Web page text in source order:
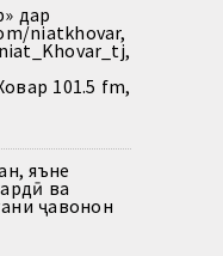
дар
niatkhovar,
101.5 fm,
яъне
ва
ҷавонон